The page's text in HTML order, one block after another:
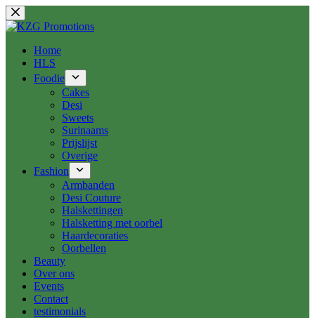
Ga
naar
inhoudHome
HLS
Foodie
Cakes
Desi
Sweets
Surinaams
Prijslijst
Overige
Fashion
Armbanden
Desi Couture
Halskettingen
Halsketting met oorbel
Haardecoraties
Oorbellen
Beauty
Over ons
Events
Contact
testimonials